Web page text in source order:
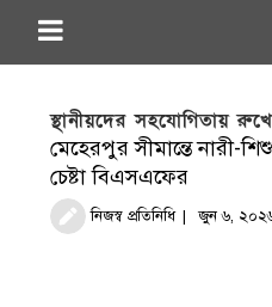
স্থানীয়দের সহযোগিতায়
মেহেরপুর সীমান্তে নারী-
চেষ্টা বিএসএফের
নিজস্ব প্রতিনিধি জুন ৬,